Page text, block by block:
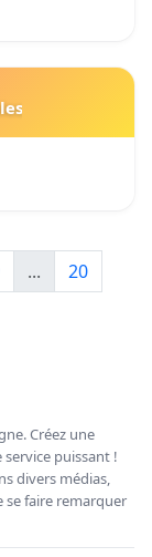
...
20
Créez une
puissant !
divers médias,
se faire remarquer